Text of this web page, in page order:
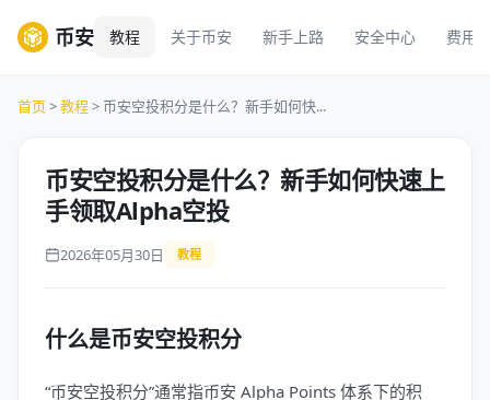
币安 教程 关于币安 新手上路 安全中心 费用
首页>教程> 币安空投积分是什么？新手如何快...
币安空投积分是什么？新手如何快速上
手领取Alpha空投
2026年05月30日 教程
什么是币安空投积分
“币安空投积分”通常指币安 Alpha Points 体系下的积